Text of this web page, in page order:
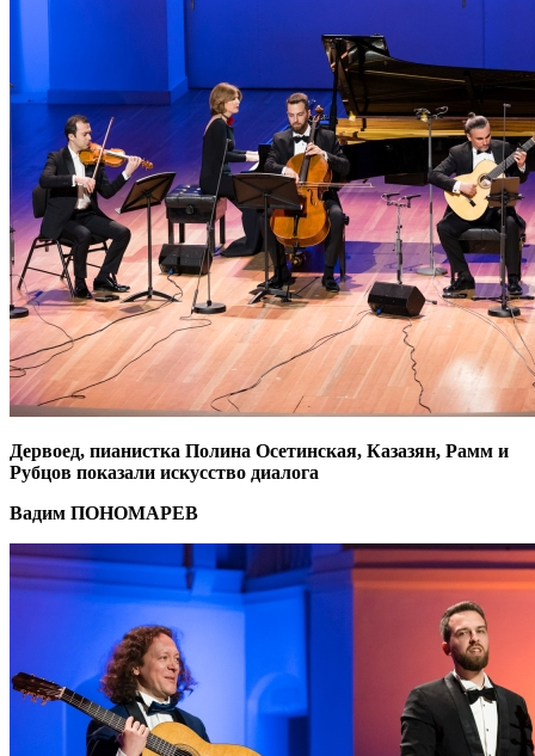
Дервоед, пианистка Полина Осетинская, Казазян, Рамм и
Рубцов показали искусство диалога
Вадим ПОНОМАРЕВ